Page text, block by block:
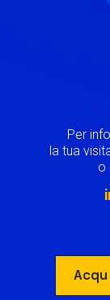
Per
la tua
o